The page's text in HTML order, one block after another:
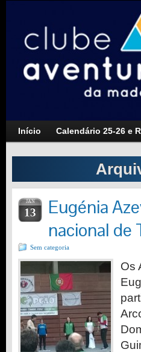
Início Calendário 25-26 e
JAN
13
Eugénia
nacional de
Sem categoria
Os